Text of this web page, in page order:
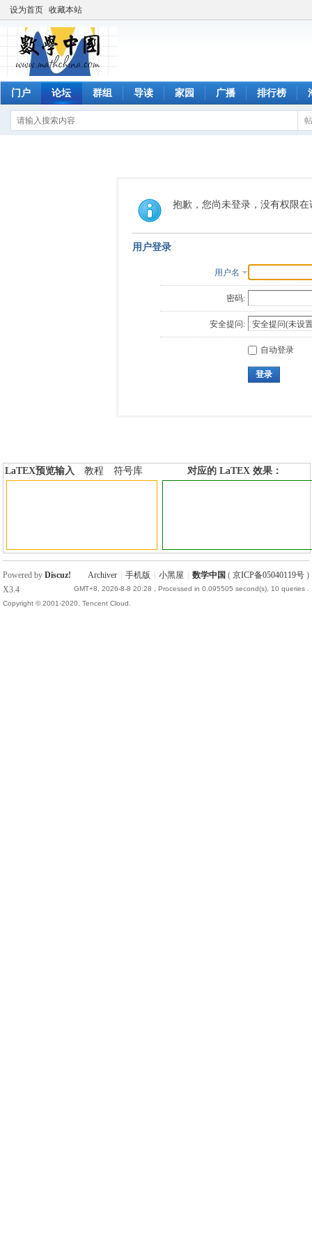
设为首页 收藏本站
门户 论坛 群组 导读 家园 广播 排行榜
抱歉，您尚未登录，没有权限在
用户登录
用户名
密码:
安全提问:
自动登录
登录
LaTEX预览输入 教程
符号库
对应的 LaTEX 效果：
Archiver 手机版 小黑屋 数学中国 ( 京ICP备05040119号)
GMT+8, 2026-8-8 20:28 , Processed in 0.095505 second(s), 10 queries .
Powered byDiscuz!
X3.4
Copyright © 2001-2020, Tencent Cloud.